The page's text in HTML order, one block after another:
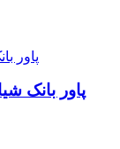
پاور بانک شیائومی 20000 اصلی